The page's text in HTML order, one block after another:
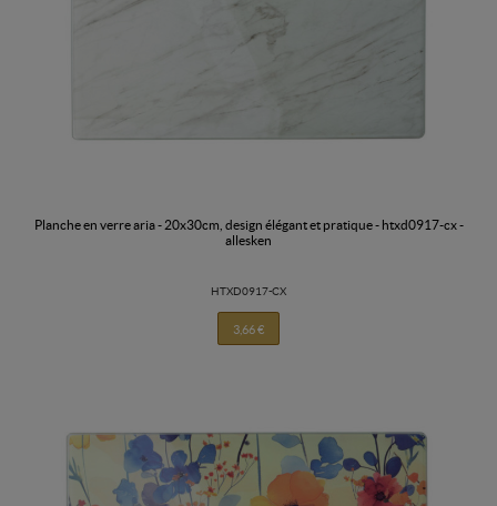
planche en verre aria - 20x30cm, design élégant et pratique - htxd0917-cx -
allesken
HTXD0917-CX
3,66 €